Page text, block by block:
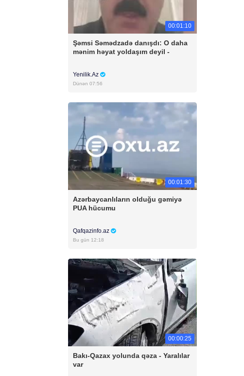
00:01:10
Şəmsi Səmədzadə danışdı: O daha
mənim həyat yoldaşım deyil -
Yenilik.Az
Dünən 07:56
00:01:30
Azərbaycanlıların olduğu gəmiyə
PUA hücumu
Qafqazinfo.az
Bu gün 12:18
00:00:25
Bakı-Qazax yolunda qəza - Yaralılar
var